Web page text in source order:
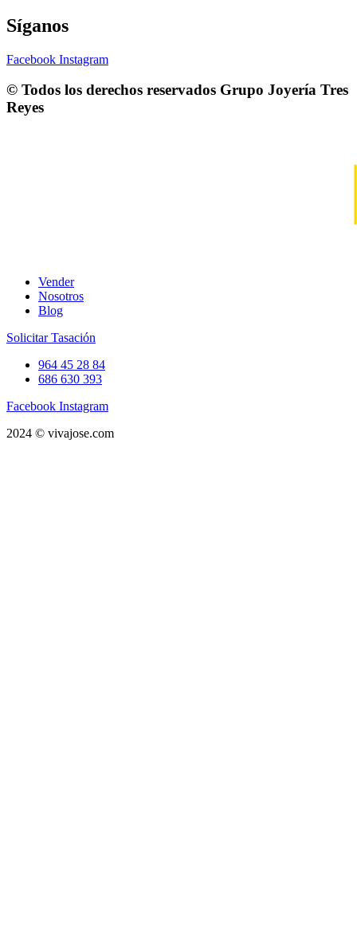
Síganos
Facebook Instagram
© Todos los derechos reservados Grupo Joyería Tres
Reyes
Vender
Nosotros
Blog
Solicitar Tasación
964 45 28 84
686 630 393
Facebook Instagram
2024 © vivajose.com